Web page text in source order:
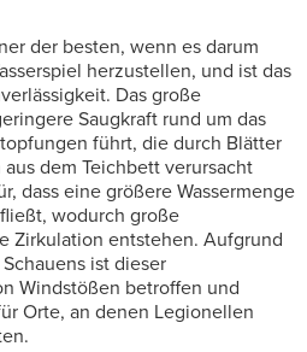
der besten, wenn es darum
herzustellen, und ist das
Das große
Saugkraft rund um das
führt, die durch Blätter
dem Teichbett verursacht
dass eine größere Wassermenge
wodurch große
Zirkulation entstehen. Aufgrund
ist dieser
Windstößen betroffen und
Orte, an denen Legionellen